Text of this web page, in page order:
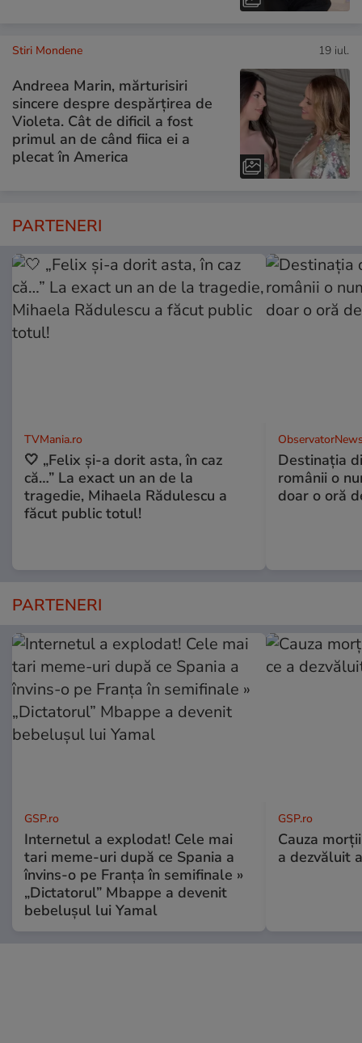
Stiri Mondene 19 iul.
Andreea Marin, mărturisiri
sincere despre despărțirea de
Violeta. Cât de dificil a fost
primul an de când fiica ei a
plecat în America
PARTENERI
TVMania.ro
🤍 „Felix și-a dorit asta, în caz
că…” La exact un an de la
tragedie, Mihaela Rădulescu a
făcut public totul!
Destinaţia
românii o
doar o oră
PARTENERI
GSP.ro
Internetul a explodat! Cele mai
tari meme-uri după ce Spania a
învins-o pe Franța în semifinale »
„Dictatorul” Mbappe a devenit
bebelușul lui Yamal
GSP.ro
Cauza
a dezvăluit